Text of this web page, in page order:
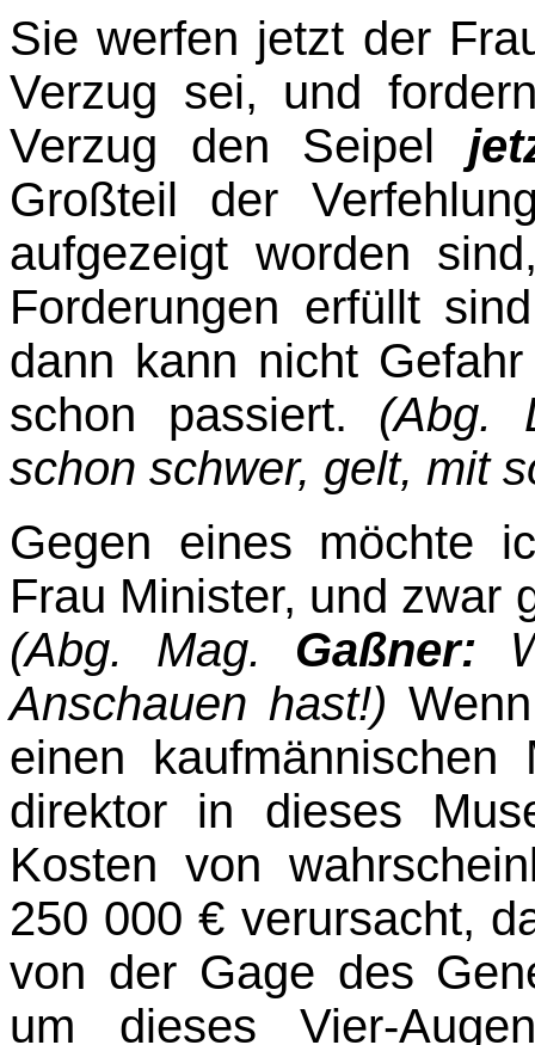
Sie werfen jetzt der
Verzug sei, und
Verzug den Seipel
Großteil der
aufgezeigt worden
Forderungen erfüllt
dann kann nicht
schon passiert. (Abg.
schon schwer, gelt, mit
Gegen eines möchte
Frau Minister, und zwar
(Abg. Mag. Gaßner:
Anschauen hast!)
einen
direktor in dieses
Kosten von
250 000 € verursacht,
von der Gage des
um dieses Vier-